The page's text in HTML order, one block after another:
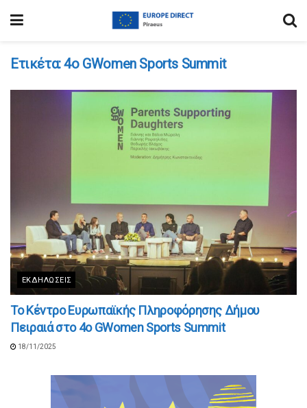
Ετικέτα:4ο GWomen Sports Summit
ΕΚΔΗΛΏΣΕΙΣ
Το Κέντρο Ευρωπαϊκής Πληροφόρησης Δήμου
Πειραιά στο 4ο GWomen Sports Summit
18/11/2025